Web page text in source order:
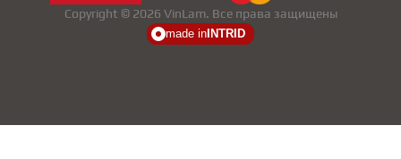
Copyright © 2026 VinLam. Все права защищены
made in INTRID